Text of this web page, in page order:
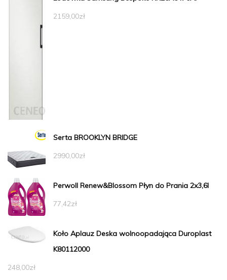
2159,00zł
Serta BROOKLYN BRIDGE
2990,00zł
Perwoll Renew&Blossom Płyn do Prania 2x3,6l
77,42zł
Koło Aplauz Deska wolnoopadająca Duroplast
K80112000
248,00zł